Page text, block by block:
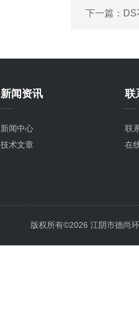
下一篇： DS
新闻资讯
新闻中心
技术文章
联
联
在
版权所有©2026 江阴市德尚